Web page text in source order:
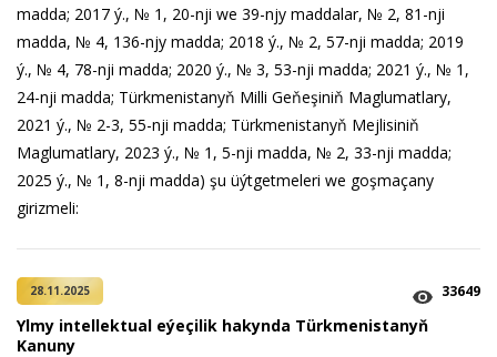
madda; 2017 ý., № 1, 20-nji we 39-njy maddalar, № 2, 81-nji
madda, № 4, 136-njy madda; 2018 ý., № 2, 57-nji madda; 2019
ý., № 4, 78-nji madda; 2020 ý., № 3, 53-nji madda; 2021 ý., № 1,
24-nji madda; Türkmenistanyň Milli Geňeşiniň Maglumatlary,
2021 ý., № 2-3, 55-nji madda; Türkmenistanyň Mejlisiniň
Maglumatlary, 2023 ý., № 1, 5-nji madda, № 2, 33-nji madda;
2025 ý., № 1, 8-nji madda) şu üýtgetmeleri we goşmaçany
girizmeli:
28.11.2025 33649
Ylmy intellektual eýeçilik hakynda Türkmenistanyň
Kanuny